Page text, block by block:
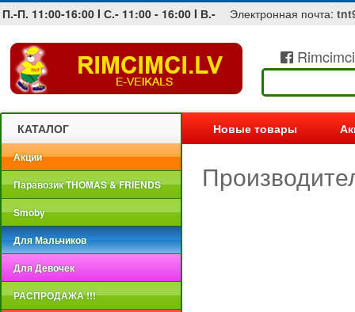
П.-П. 11:00-16:00 I С.- 11:00 - 16:00 I В.- Электронная почта:
Jobs at sea and maritime vacancies
КАТАЛОГ
Акции
Паравозик THOMAS & FRIENDS
Smoby
Для Мальчиков
Для Девочек
РАСПРОДАЖА !!!
Новые товары